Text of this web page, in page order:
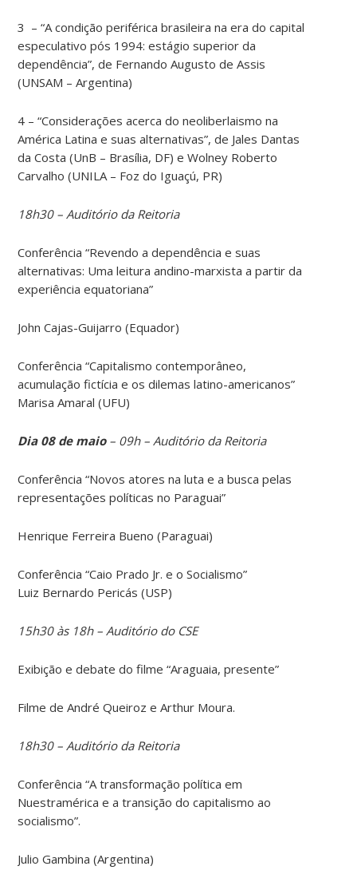
3 – “A condição periférica brasileira na era do capital
especulativo pós 1994: estágio superior da
dependência”, de Fernando Augusto de Assis
(UNSAM – Argentina)
4 – “Considerações acerca do neoliberlaismo na
América Latina e suas alternativas”, de Jales Dantas
da Costa (UnB – Brasília, DF) e Wolney Roberto
Carvalho (UNILA – Foz do Iguaçú, PR)
18h30 – Auditório da Reitoria
Conferência “Revendo a dependência e suas
alternativas: Uma leitura andino-marxista a partir da
experiência equatoriana”
John Cajas-Guijarro (Equador)
Conferência “Capitalismo contemporâneo,
acumulação fictícia e os dilemas latino-americanos”
Marisa Amaral (UFU)
Dia 08 de maio– 09h – Auditório da Reitoria
Conferência “Novos atores na luta e a busca pelas
representações políticas no Paraguai”
Henrique Ferreira Bueno (Paraguai)
Conferência “Caio Prado Jr. e o Socialismo”
Luiz Bernardo Pericás (USP)
15h30 às 18h – Auditório do CSE
Exibição e debate do filme “Araguaia, presente”
Filme de André Queiroz e Arthur Moura.
18h30 – Auditório da Reitoria
Conferência “A transformação política em
Nuestramérica e a transição do capitalismo ao
socialismo”.
Julio Gambina (Argentina)